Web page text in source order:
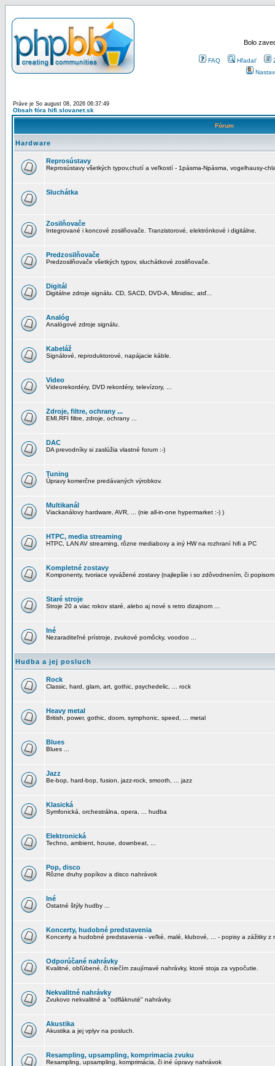
Bolo
FAQ Hľadať
Práve je So august 08, 2026 06:37:49
Obsah fóra hifi.slovanet.sk
Fórum
Hardware
Reprosústavy
Reprosústavy všetkých typov,chutí a veľkostí - 1pásma-Npásma, vogelhausy-
Sluchátka
Zosilňovače
Integrované i koncové zosilňovače. Tranzistorové, elektrónkové i digitálne.
Predzosilňovače
Predzosilňovače všetkých typov, sluchátkové zosilňovače.
Digitál
Digitálne zdroje signálu. CD, SACD, DVD-A, Minidisc, atď...
Analóg
Analógové zdroje signálu.
Kabeláž
Signálové, reproduktorové, napájacie káble.
Video
Videorekordéry, DVD rekordéry, televízory, ...
Zdroje, filtre, ochrany ...
EMI,RFI filtre, zdroje, ochrany ...
DAC
DA prevodníky si zaslúžia vlastné forum :-)
Tuning
Úpravy komerčne predávaných výrobkov.
Multikanál
Viackanálovy hardware, AVR, ... (nie all-in-one hypermarket :-) )
HTPC, media streaming
HTPC, LAN AV streaming, rôzne mediaboxy a iný HW na rozhraní hifi a PC
Kompletné zostavy
Komponenty, tvoriace vyvážené zostavy (najlepšie i so zdôvodnením, či
Staré stroje
Stroje 20 a viac rokov staré, alebo aj nové s retro dizajnom ...
Iné
Nezaraditeľné prístroje, zvukové pomôcky, voodoo ...
Hudba a jej posluch
Rock
Classic, hard, glam, art, gothic, psychedelic, ... rock
Heavy metal
British, power, gothic, doom, symphonic, speed, ... metal
Blues
Blues ...
Jazz
Be-bop, hard-bop, fusion, jazz-rock, smooth, ... jazz
Klasická
Symfonická, orchestrálna, opera, ... hudba
Elektronická
Techno, ambient, house, downbeat, ...
Pop, disco
Rôzne druhy popíkov a disco nahrávok
Iné
Ostatné štýly hudby ...
Koncerty, hudobné predstavenia
Koncerty a hudobné predstavenia - veľké, malé, klubové, ... - popisy a zážitky z
Odporúčané nahrávky
Kvalitné, obľúbené, či niečím zaujímavé nahrávky, ktoré stoja za vypočutie.
Nekvalitné nahrávky
Zvukovo nekvalitné a "odfláknuté" nahrávky.
Akustika
Akustika a jej vplyv na posluch.
Resampling, upsampling, komprimacia zvuku
Resampling, upsampling, komprimácia, či iné úpravy nahrávok